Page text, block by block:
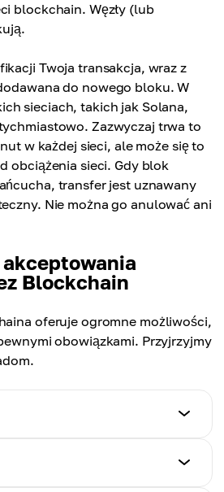
blockchain. Węzły (lub
Twoja transakcja, wraz z
do nowego bloku. W
sieciach, takich jak Solana,
Zazwyczaj trwa to
w każdej sieci, ale może się to
obciążenia sieci. Gdy blok
transfer jest uznawany
Nie można go anulować ani
Blockchain
oferuje ogromne możliwości,
obowiązkami. Przyjrzyjmy